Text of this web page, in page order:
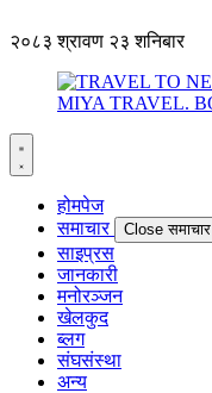
२०८३ श्रावण २३ शनिबार
होमपेज
समाचार
Close समाचार
साइप्रस
जानकारी
मनोरञ्जन
खेलकुद
ब्लग
संघसंस्था
अन्य